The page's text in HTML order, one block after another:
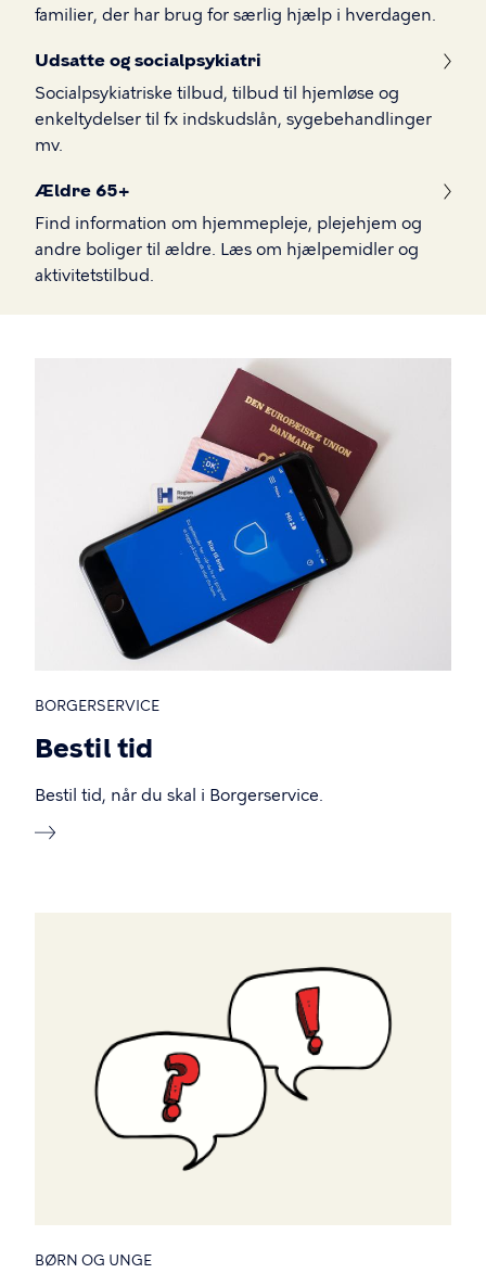
familier, der har brug for særlig hjælp i hverdagen.
Udsatte og socialpsykiatri
Socialpsykiatriske tilbud, tilbud til hjemløse og
enkeltydelser til fx indskudslån, sygebehandlinger
mv.
Ældre 65+
Find information om hjemmepleje, plejehjem og
andre boliger til ældre. Læs om hjælpemidler og
aktivitetstilbud.
BORGERSERVICE
Bestil tid
Bestil tid, når du skal i Borgerservice.
BØRN OG UNGE